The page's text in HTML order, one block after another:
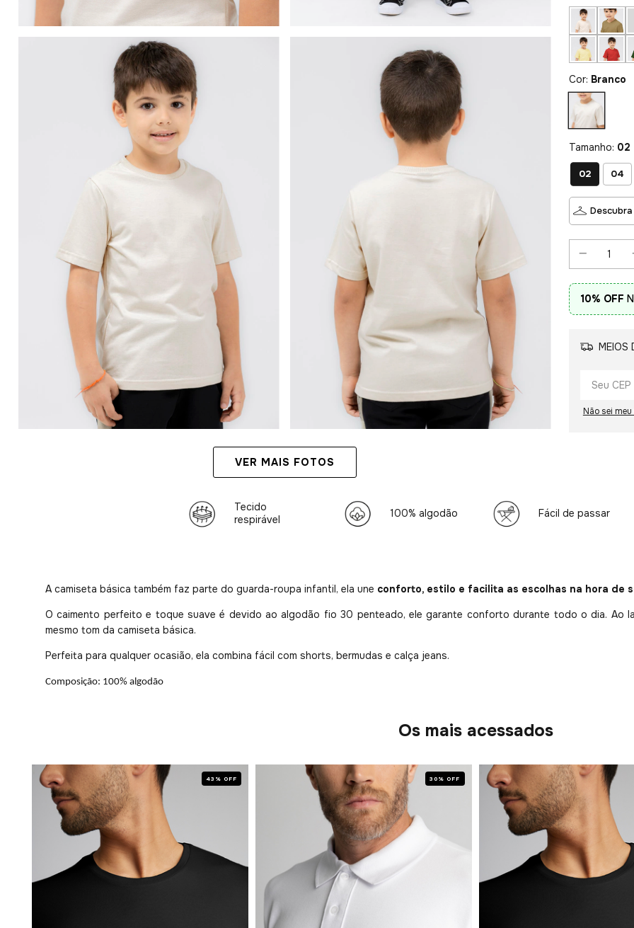
VER MAIS FOTOS
Cor: Branco
Tamanho: 02
02 04
10% OFF
MEIOS
Não sei meu
Tecido
respirável
100% algodão Fácil de passar
A camiseta básica também faz parte do guarda-roupa infantil, ela une conforto, estilo e facilita as escolhas na hora de
O caimento perfeito e toque suave é devido ao algodão fio 30 penteado, ele garante conforto durante todo o dia. Ao
mesmo tom da camiseta básica.
Perfeita para qualquer ocasião, ela combina fácil com shorts, bermudas e calça jeans.
Composição: 100% algodão
Os mais acessados
43% OFF 30% OFF